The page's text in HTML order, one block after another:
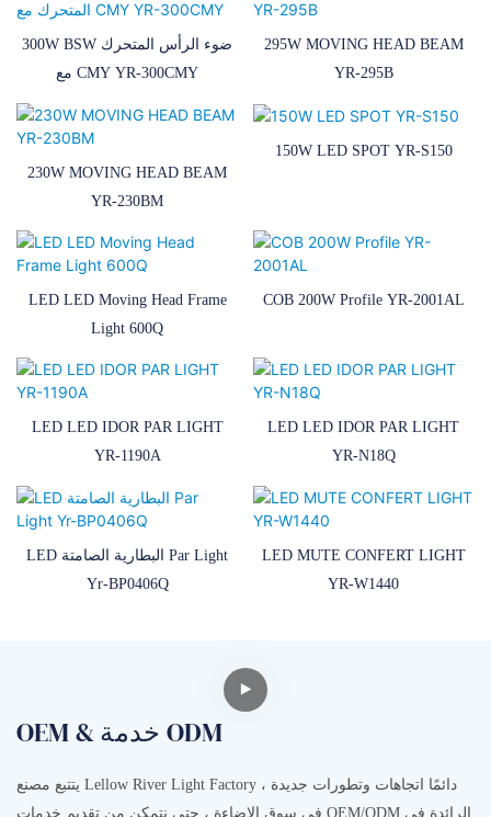
300W BSW ضوء الرأس المتحرك
مع CMY YR-300CMY
295W MOVING HEAD BEAM
YR-295B
230W MOVING HEAD BEAM
YR-230BM
150W LED SPOT YR-S150
LED LED Moving Head Frame
Light 600Q
COB 200W Profile YR-2001AL
LED LED IDOR PAR LIGHT
YR-1190A
LED LED IDOR PAR LIGHT
YR-N18Q
LED البطارية الصامتة Par Light
Yr-BP0406Q
LED MUTE CONFERT LIGHT
YR-W1440
OEM & خدمة ODM
يتتبع مصنع Lellow River Light Factory ، دائمًا اتجاهات وتطورات جديدة
في سوق الإضاءة ، حتى نتمكن من تقديم خدمات OEM/ODM الرائدة في